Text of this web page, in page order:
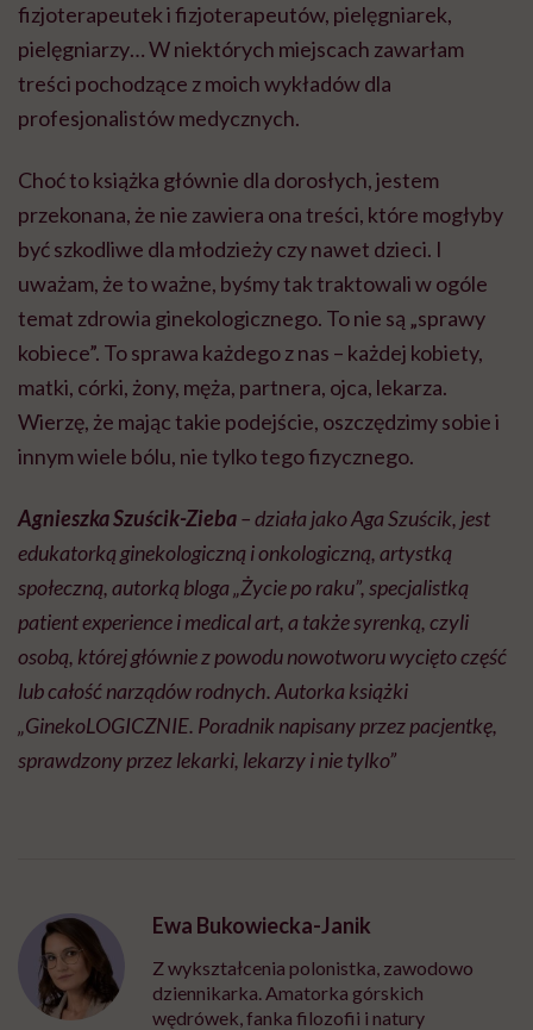
fizjoterapeutek i fizjoterapeutów, pielęgniarek,
pielęgniarzy… W niektórych miejscach zawarłam
treści pochodzące z moich wykładów dla
profesjonalistów medycznych.
Choć to książka głównie dla dorosłych, jestem
przekonana, że nie zawiera ona treści, które mogłyby
być szkodliwe dla młodzieży czy nawet dzieci. I
uważam, że to ważne, byśmy tak traktowali w ogóle
temat zdrowia ginekologicznego. To nie są „sprawy
kobiece”. To sprawa każdego z nas – każdej kobiety,
matki, córki, żony, męża, partnera, ojca, lekarza.
Wierzę, że mając takie podejście, oszczędzimy sobie i
innym wiele bólu, nie tylko tego fizycznego.
Agnieszka Szuścik-Zieba– działa jako Aga Szuścik, jest
edukatorką ginekologiczną i onkologiczną, artystką
społeczną, autorką bloga „Życie po raku”, specjalistką
patient experience i medical art, a także syrenką, czyli
osobą, której głównie z powodu nowotworu wycięto część
lub całość narządów rodnych. Autorka książki
„GinekoLOGICZNIE. Poradnik napisany przez pacjentkę,
sprawdzony przez lekarki, lekarzy i nie tylko”
Ewa Bukowiecka-Janik
Z wykształcenia polonistka, zawodowo
dziennikarka. Amatorka górskich
wędrówek, fanka filozofii i natury